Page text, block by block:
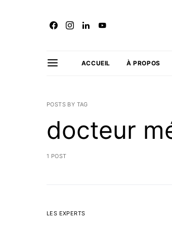
ACCUEIL À PROPOS
POSTS BY TAG
docteur
1 POST
LES EXPERTS